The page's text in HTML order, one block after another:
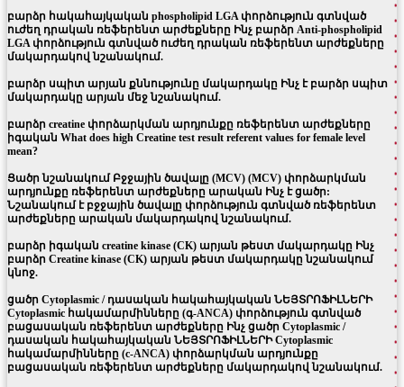
բարձր հակահայկական phospholipid LGA փորձություն գտնված
ուժեղ դրական ռեֆերենտ արժեքները Ինչ բարձր Anti-phospholipid
LGA փորձություն գտնված ուժեղ դրական ռեֆերենտ արժեքները
մակարդակով նշանակում.
բարձր սպիտ արյան քննությունը մակարդակը Ինչ է բարձր սպիտ
մակարդակը արյան մեջ նշանակում.
բարձր creatine փորձարկման արդյունքը ռեֆերենտ արժեքները
իգական What does high Creatine test result referent values for female level
mean?
Ցածր նշանակում Բջջային ծավալը (MCV) (MCV) փորձարկման
արդյունքը ռեֆերենտ արժեքները արական Ինչ է ցածր:
Նշանակում է բջջային ծավալը փորձություն գտնված ռեֆերենտ
արժեքները արական մակարդակով նշանակում.
բարձր իգական creatine kinase (CK) արյան թեստ մակարդակը Ինչ
բարձր Creatine kinase (CK) արյան թեստ մակարդակը նշանակում
կնոջ.
ցածր Cytoplasmic / դասական հակահայկական ՆԵՅՏՐՈՖԻԼՆԵՐԻ
Cytoplasmic հակամարմինները (գ-ANCA) փորձություն գտնված
բացասական ռեֆերենտ արժեքները Ինչ ցածր Cytoplasmic /
դասական հակահայկական ՆԵՅՏՐՈՖԻԼՆԵՐԻ Cytoplasmic
հակամարմինները (c-ANCA) փորձարկման արդյունքը
բացասական ռեֆերենտ արժեքները մակարդակով նշանակում.